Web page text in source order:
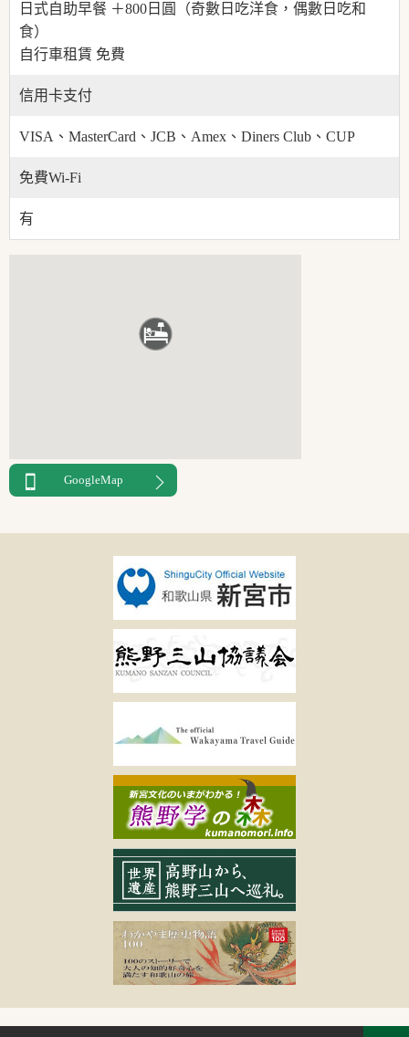
日式自助早餐 ＋800日圓（奇數日吃洋食，偶數日吃和
食）
自行車租賃 免費
信用卡支付
VISA、MasterCard、JCB、Amex、Diners Club、CUP
免費Wi-Fi
有
GoogleMap